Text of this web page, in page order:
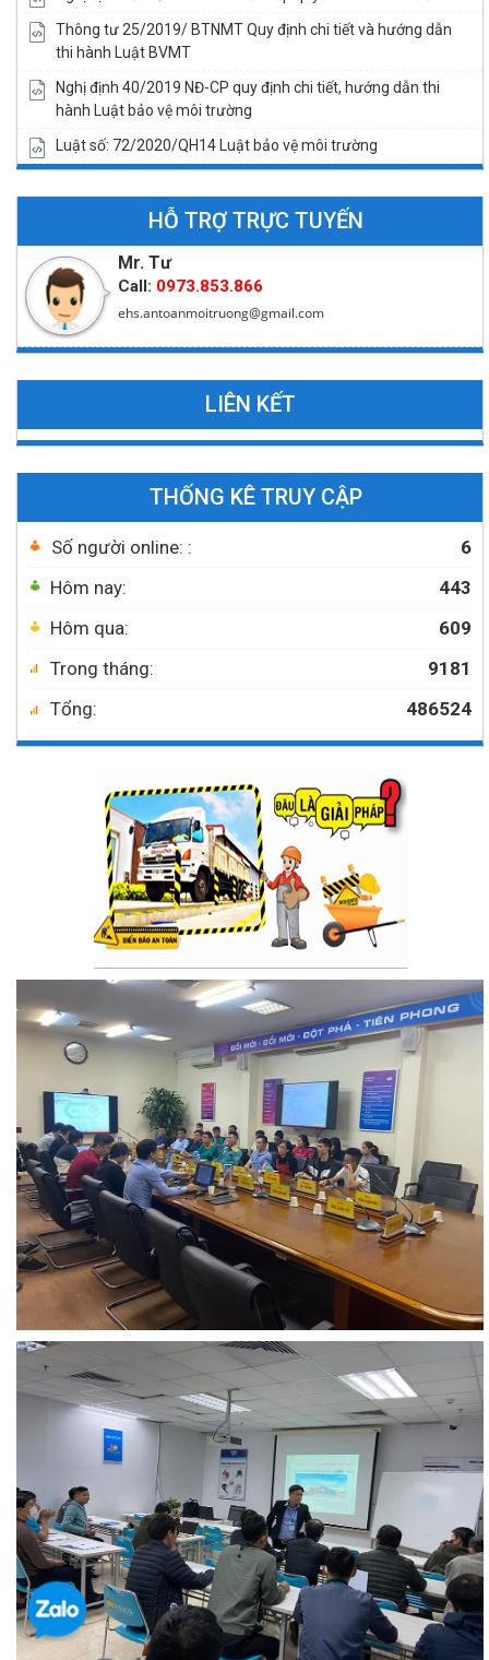
Thông tư 25/2019/ BTNMT Quy định chi tiết và hướng dẫn
thi hành Luật BVMT
Nghị định 40/2019 NĐ-CP quy định chi tiết, hướng dẫn thi
hành Luật bảo vệ môi trường
Luật số: 72/2020/QH14 Luật bảo vệ môi trường
HỖ TRỢ TRỰC TUYẾN
Mr. Tư
Call: 0973.853.866
ehs.antoanmoitruong@gmail.com
LIÊN KẾT
THỐNG KÊ TRUY CẬP
Số người online: :
6
Hôm nay:
443
Hôm qua:
609
Trong tháng:
9181
Tổng:
486524